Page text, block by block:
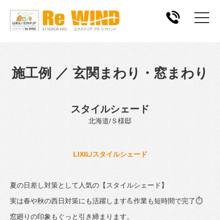
施工例 ／ 玄関まわり・窓まわり
スタイルシェード
北海道/Ｓ様邸
LIXIL/スタイルシェード
夏の日差し対策として人気の【スタイルシェード】
実は春や秋の西日対策にも活躍します💪作業も短時間で完了⏱
窓廻りの印象もぐっと引き締まります。